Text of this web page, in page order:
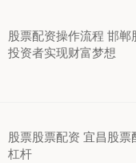
股票配资操作流程 邯
投资者实现财富梦想
股票股票配资 宜昌股
杠杆